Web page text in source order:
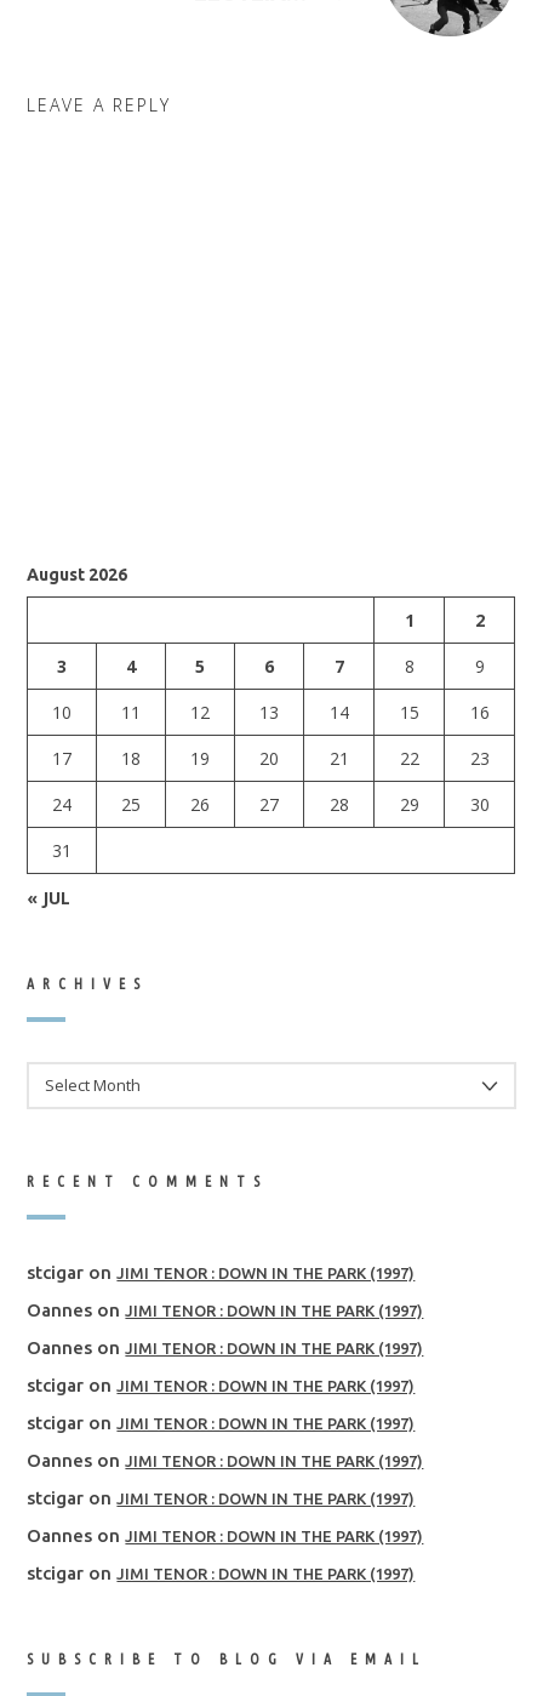
LEAVE A REPLY
August 2026
1
2
3
4 5 6 7 8
9
10
11 12 13 14 15
16
17
18 19 20 21 22
23
24
25 26 27 28 29
30
31
« JUL
ARCHIVES
RECENT COMMENTS
stcigar on JIMI TENOR : DOWN IN THE PARK (1997)
Oannes on JIMI TENOR : DOWN IN THE PARK (1997)
Oannes on JIMI TENOR : DOWN IN THE PARK (1997)
stcigar on JIMI TENOR : DOWN IN THE PARK (1997)
stcigar on JIMI TENOR : DOWN IN THE PARK (1997)
Oannes on JIMI TENOR : DOWN IN THE PARK (1997)
stcigar on JIMI TENOR : DOWN IN THE PARK (1997)
Oannes on JIMI TENOR : DOWN IN THE PARK (1997)
stcigar on JIMI TENOR : DOWN IN THE PARK (1997)
SUBSCRIBE TO BLOG VIA EMAIL